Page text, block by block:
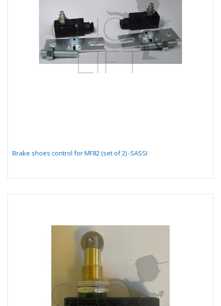
Brake shoes control for MF82 (set of 2) -SASSI